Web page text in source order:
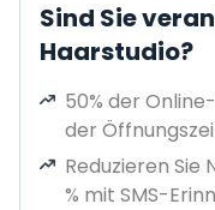
Sind Sie
Haarstudio?
50% der
der
Reduzieren Sie
% mit SMS-